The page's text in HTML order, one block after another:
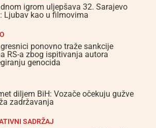
igrom uljepšava 32. Sarajevo
Ljubav kao u filmovima
ponovno traže sankcije
RS-a zbog ispitivanja autora
genocida
diljem BiH: Vozače očekuju gužve
zadržavanja
SADRŽAJ